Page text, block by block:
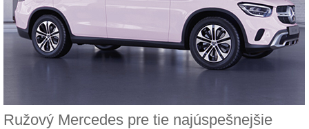
Ružový Mercedes pre tie najúspešnejšie